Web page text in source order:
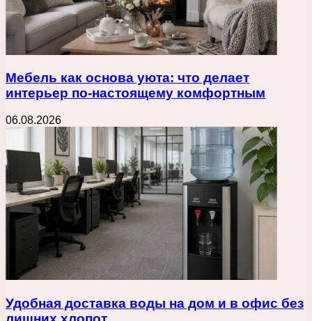
Мебель как основа уюта: что делает
интерьер по-настоящему комфортным
06.08.2026
Удобная доставка воды на дом и в офис без